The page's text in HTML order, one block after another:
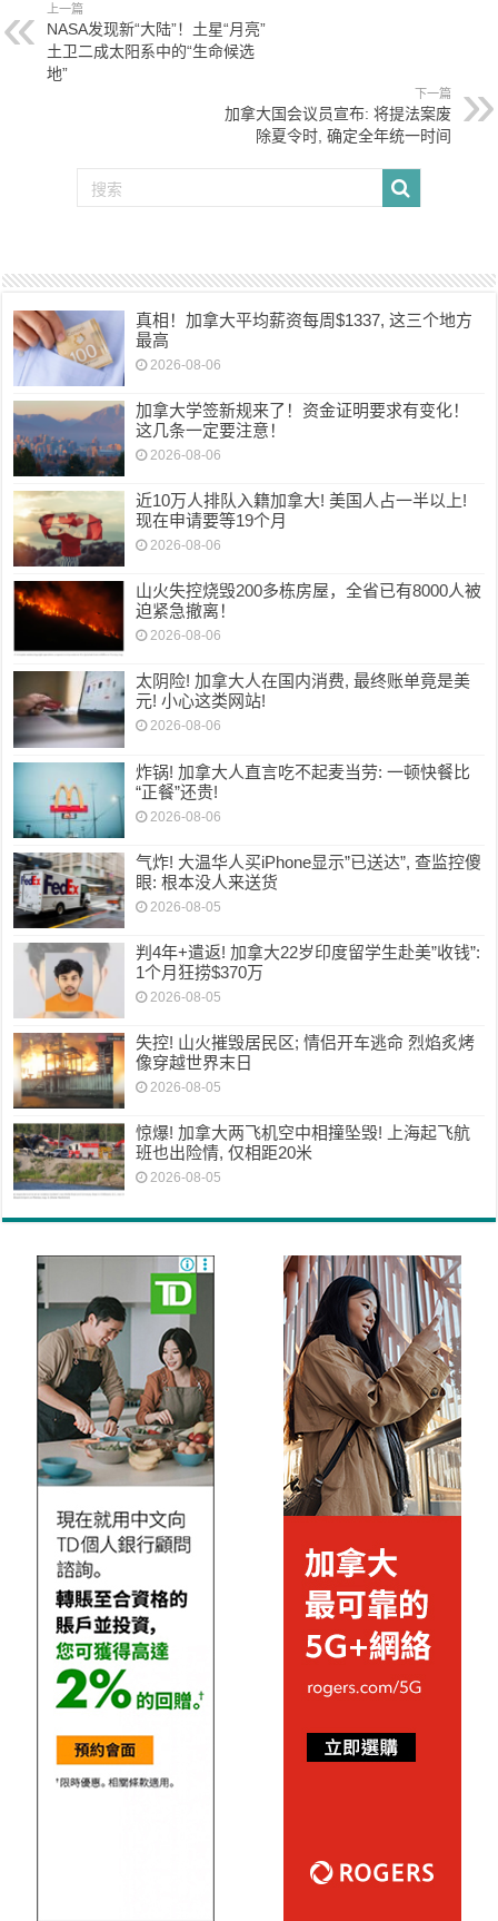
上一篇
NASA发现新“大陆”！土星“月亮”
土卫二成太阳系中的“生命候选
地”
下一篇
加拿大国会议员宣布: 将提法案废
除夏令时, 确定全年统一时间
真相！加拿大平均薪资每周$1337, 这三个地方
最高
2026-08-06
加拿大学签新规来了！资金证明要求有变化！
这几条一定要注意！
2026-08-06
近10万人排队入籍加拿大! 美国人占一半以上!
现在申请要等19个月
2026-08-06
山火失控烧毁200多栋房屋，全省已有8000人被
迫紧急撤离！
2026-08-06
太阴险! 加拿大人在国内消费, 最终账单竟是美
元! 小心这类网站!
2026-08-06
炸锅! 加拿大人直言吃不起麦当劳: 一顿快餐比
“正餐”还贵!
2026-08-06
气炸! 大温华人买iPhone显示”已送达”, 查监控傻
眼: 根本没人来送货
2026-08-05
判4年+遣返! 加拿大22岁印度留学生赴美”收钱”:
1个月狂捞$370万
2026-08-05
失控! 山火摧毁居民区; 情侣开车逃命 烈焰炙烤
像穿越世界末日
2026-08-05
惊爆! 加拿大两飞机空中相撞坠毁! 上海起飞航
班也出险情, 仅相距20米
2026-08-05